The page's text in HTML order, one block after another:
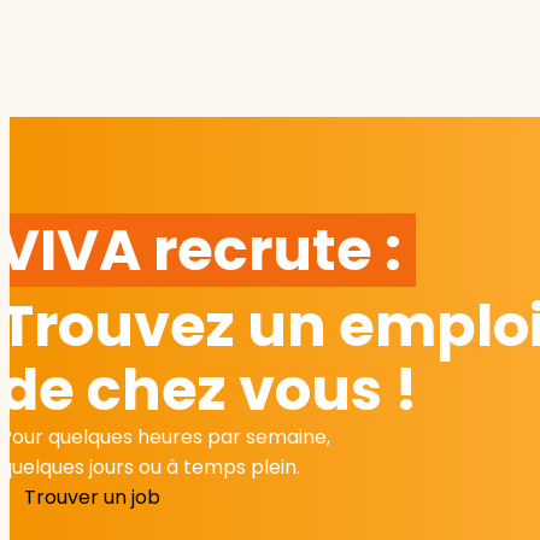
recrute :
Trouvez un
de chez vous !
Pour quelques heures par semaine,
quelques jours ou à temps plein.
Trouver un job